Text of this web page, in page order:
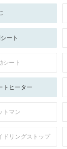
ート
シート
トヒーター
トマン
ドリングストップ